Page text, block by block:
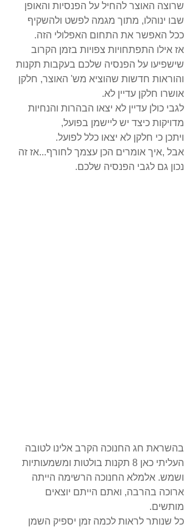
שרוצה האוצר להחיל על הפנסיות והאופן
שבו ינוהלו, מתוך מגמה לפשט ולהשקיף
ככל האפשר את התחום האפלולי הזה.
אז אילו התפתחויות צפויות בזמן הקרוב
שישפיעו על הפנסיה שלכם בעקבות תקנות
והוראות חדשות שהוציא מש' האוצר, חלקן
אושרו חלקן עדיין לא.
לגבי כולן עדיין לא יצאו הבהרות והנחיות
מדויקות כיצד יש ליישמן בפועל,
ויתכן כי חלקן לא יצאו כלל לפועל.
אבל ,איך אומרים הכן עצמך לחורף...אז זה
נכון גם לגבי הפנסיה שלכם.
בהשראת חג החנוכה הקרב אלינו לטובה
העליתי כאן 8 תקנות בולטות ומשמעותיות
ושמש. אלמלא החנוכה הרשימה הייתה
ארוכה בהרבה, ואתם הייתם יוצאים
מותשים.
כל שנותר לראות לכמה זמן יספיק השמן